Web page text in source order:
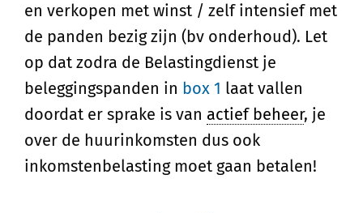
en verkopen met winst / zelf intensief met
de panden bezig zijn (bv onderhoud). Let
op dat zodra de Belastingdienst je
beleggingspanden in box 1 laat vallen
doordat er sprake is van actief beheer, je
over de huurinkomsten dus ook
inkomstenbelasting moet gaan betalen!